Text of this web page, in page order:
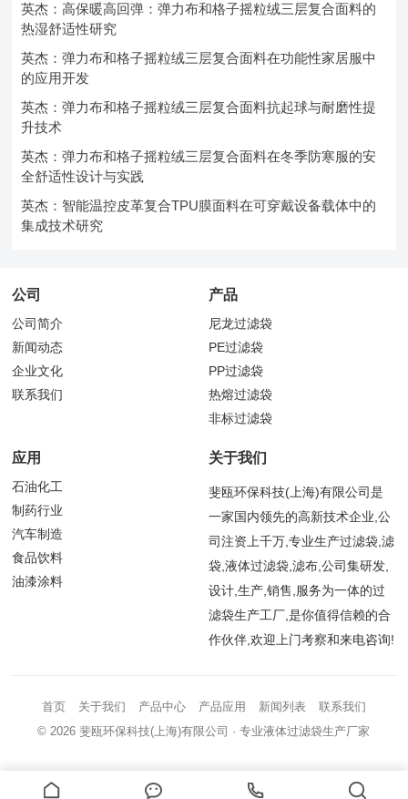
英杰：高保暖高回弹：弹力布和格子摇粒绒三层复合面料的
热湿舒适性研究
英杰：弹力布和格子摇粒绒三层复合面料在功能性家居服中
的应用开发
英杰：弹力布和格子摇粒绒三层复合面料抗起球与耐磨性提
升技术
英杰：弹力布和格子摇粒绒三层复合面料在冬季防寒服的安
全舒适性设计与实践
英杰：智能温控皮革复合TPU膜面料在可穿戴设备载体中的
集成技术研究
公司
公司简介
新闻动态
企业文化
联系我们
产品
尼龙过滤袋
PE过滤袋
PP过滤袋
热熔过滤袋
非标过滤袋
应用
石油化工
制药行业
汽车制造
食品饮料
油漆涂料
关于我们
斐瓯环保科技(上海)有限公司是
一家国内领先的高新技术企业,公
司注资上千万,专业生产过滤袋,滤
袋,液体过滤袋,滤布,公司集研发,
设计,生产,销售,服务为一体的过
滤袋生产工厂,是你值得信赖的合
作伙伴,欢迎上门考察和来电咨询!
首页 关于我们 产品中心 产品应用 新闻列表
联系我们
© 2026斐瓯环保科技(上海)有限公司 · 专业液体过滤袋生产厂家